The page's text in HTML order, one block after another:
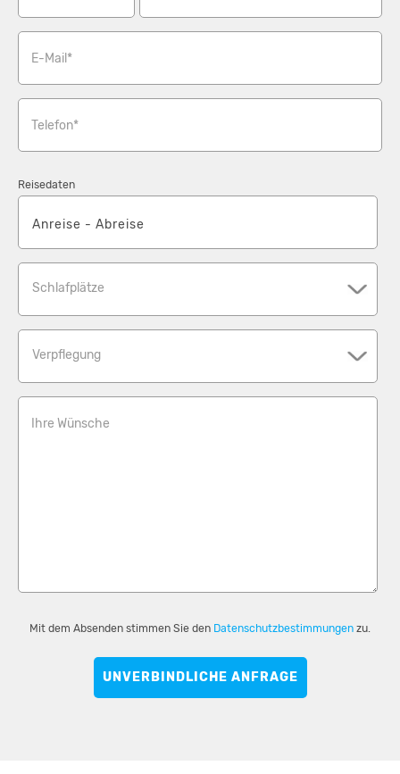
E-Mail*
Telefon*
Reisedaten
Schlafplätze
Verpflegung
Ihre Wünsche
Mit dem Absenden stimmen Sie den Datenschutzbestimmungen zu.
UNVERBINDLICHE ANFRAGE